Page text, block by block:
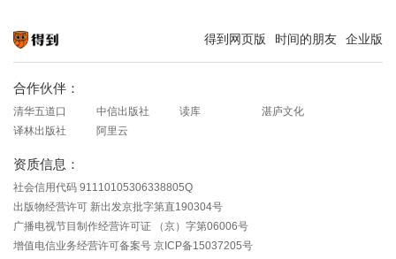
得到网页版 时间的朋友 企业版
合作伙伴：
清华五道口 中信出版社 读库
湛庐文化
译林出版社
阿里云
资质信息：
社会信用代码 91110105306338805Q
出版物经营许可 新出发京批字第直190304号
广播电视节目制作经营许可证 （京）字第06006号
增值电信业务经营许可备案号 京ICP备15037205号